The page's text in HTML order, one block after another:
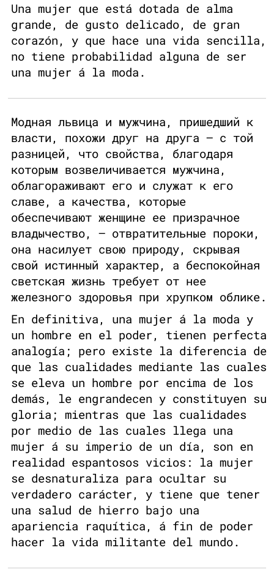
Una mujer que está dotada de alma
grande, de gusto delicado, de gran
corazón, y que hace una vida sencilla,
no tiene probabilidad alguna de ser
una mujer á la moda.
Модная львица и мужчина, пришедший к
власти, похожи друг на друга — с той
разницей, что свойства, благодаря
которым возвеличивается мужчина,
облагораживают его и служат к его
славе, а качества, которые
обеспечивают женщине ее призрачное
владычество, — отвратительные пороки,
она насилует свою природу, скрывая
свой истинный характер, а беспокойная
светская жизнь требует от нее
железного здоровья при хрупком облике.
En definitiva, una mujer á la moda y
un hombre en el poder, tienen perfecta
analogía; pero existe la diferencia de
que las cualidades mediante las cuales
se eleva un hombre por encima de los
demás, le engrandecen y constituyen su
gloria; mientras que las cualidades
por medio de las cuales llega una
mujer á su imperio de un día, son en
realidad espantosos vicios: la mujer
se desnaturaliza para ocultar su
verdadero carácter, y tiene que tener
una salud de hierro bajo una
apariencia raquítica, á fin de poder
hacer la vida militante del mundo.